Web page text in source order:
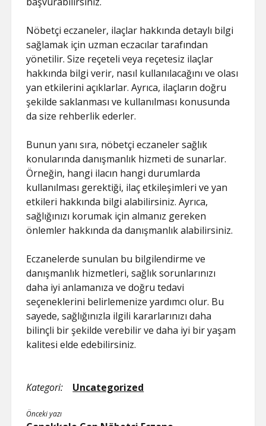
Nöbetçi eczaneler, ilaçlar hakkında detaylı bilgi
sağlamak için uzman eczacılar tarafından
yönetilir. Size reçeteli veya reçetesiz ilaçlar
hakkında bilgi verir, nasıl kullanılacağını ve olası
yan etkilerini açıklarlar. Ayrıca, ilaçların doğru
şekilde saklanması ve kullanılması konusunda
da size rehberlik ederler.
Bunun yanı sıra, nöbetçi eczaneler sağlık
konularında danışmanlık hizmeti de sunarlar.
Örneğin, hangi ilacın hangi durumlarda
kullanılması gerektiği, ilaç etkileşimleri ve yan
etkileri hakkında bilgi alabilirsiniz. Ayrıca,
sağlığınızı korumak için almanız gereken
önlemler hakkında da danışmanlık alabilirsiniz.
Eczanelerde sunulan bu bilgilendirme ve
danışmanlık hizmetleri, sağlık sorunlarınızı
daha iyi anlamanıza ve doğru tedavi
seçeneklerini belirlemenize yardımcı olur. Bu
sayede, sağlığınızla ilgili kararlarınızı daha
bilinçli bir şekilde verebilir ve daha iyi bir yaşam
kalitesi elde edebilirsiniz.
Kategori: Uncategorized
Önceki yazı